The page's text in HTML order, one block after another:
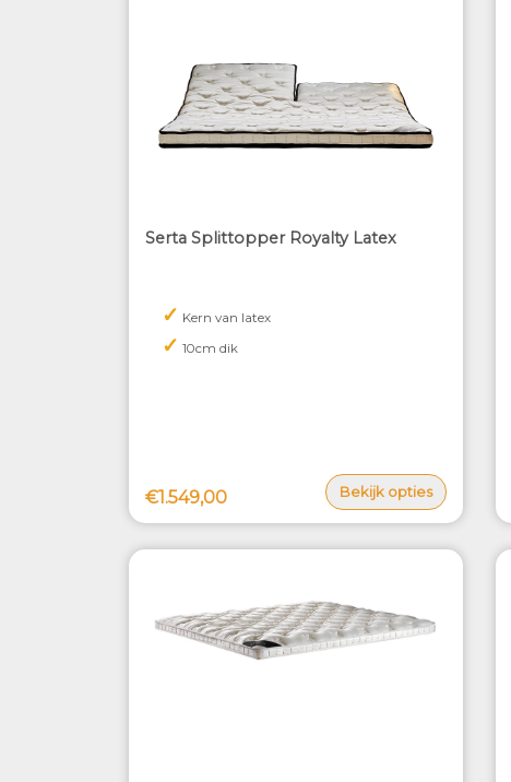
Serta Splittopper Royalty Latex
✓ Kern van latex
✓ 10cm dik
€1.549,00 Bekijk opties